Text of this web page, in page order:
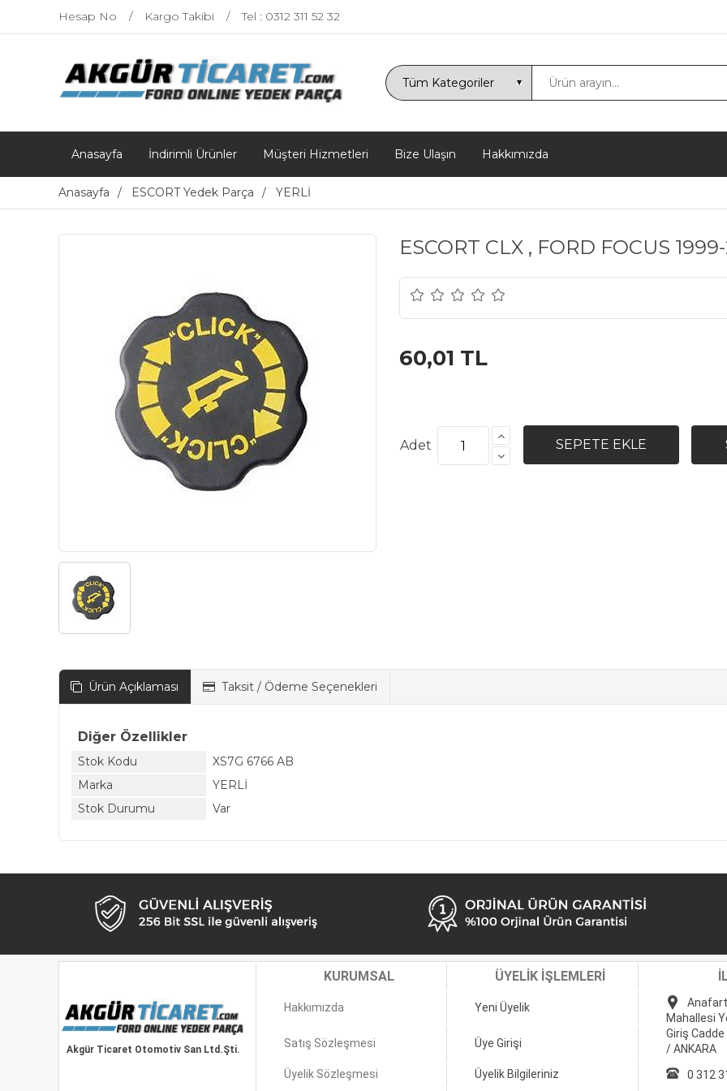
Hesap No Kargo Takibi Tel : 0312 311 52 32
Anasayfa İndirimli Ürünler Müşteri Hizmetleri Bize Ulaşın Hakkımızda
Anasayfa ESCORT Yedek Parça YERLİ
ESCORT CLX , FORD FOCUS
60,01 TL
Adet
Ürün Açıklaması Taksit / Ödeme Seçenekleri
Diğer Özellikler
Stok Kodu
XS7G 6766 AB
Marka
YERLİ
Stok Durumu
Var
Akgür Ticaret Otomotiv San Ltd.Şti.
KURUMSAL ÜYELİK İŞLEMLERİ
Hakkımızda Yeni Üyelik
Mahallesi
Giriş
/ ANKARA
Satış Sözleşmesi Üye Girişi
Üyelik Sözleşmesi Üyelik Bilgileriniz 0 312